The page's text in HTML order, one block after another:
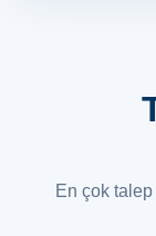
En çok talep